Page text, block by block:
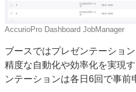
AccurioPro Dashboard JobManager
ブースではプレゼンテーショ
精度な自動化や効率化を実現
ンテーションは各日6回で事前